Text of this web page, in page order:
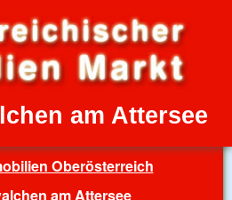
am Attersee
Oberösterreich
am Attersee